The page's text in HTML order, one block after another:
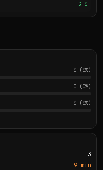
G 0
0 (0%)
0 (0%)
0 (0%)
3
9 min